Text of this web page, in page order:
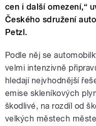
cen i další omezení,“
Českého sdružení
Petzl.
Podle něj se
velmi intenzivně
hledají nejvhodnější
emise skleníkových
škodlivé, na rozdíl od
velkých městech